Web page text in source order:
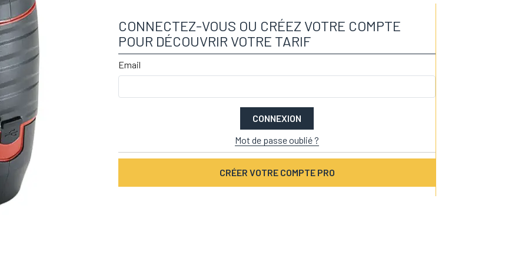
CONNECTEZ-VOUS OU CRÉEZ VOTRE COMPTE
POUR DÉCOUVRIR VOTRE TARIF
Email
CONNEXION
Mot de passe oublié ?
CRÉER VOTRE COMPTE PRO